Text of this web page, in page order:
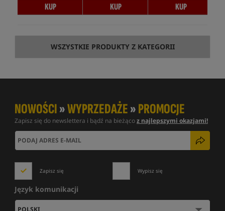
KUP KUP KUP
WSZYSTKIE PRODUKTY Z KATEGORII
NOWOŚCI»WYPRZEDAŻE»PROMOCJE
Zapisz się do newslettera i bądź na bieżącoz najlepszymi okazjami!
Zapisz się Wypisz się
Język komunikacji